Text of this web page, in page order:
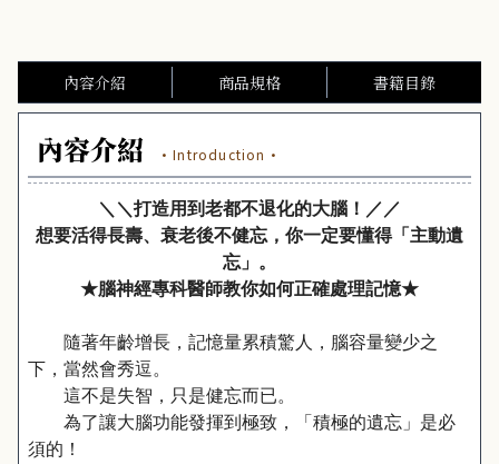
內容介紹 商品規格 書籍目錄
內容介紹 ·Introduction·
＼＼打造用到老都不退化的大腦！／／
想要活得長壽、衰老後不健忘，你一定要懂得「主動遺
忘」。
★腦神經專科醫師教你如何正確處理記憶★
隨著年齡增長，記憶量累積驚人，腦容量變少之
下，當然會秀逗。
這不是失智，只是健忘而已。
為了讓大腦功能發揮到極致，「積極的遺忘」是必
須的！